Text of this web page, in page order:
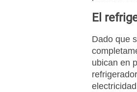
El
Dado que
ubican en